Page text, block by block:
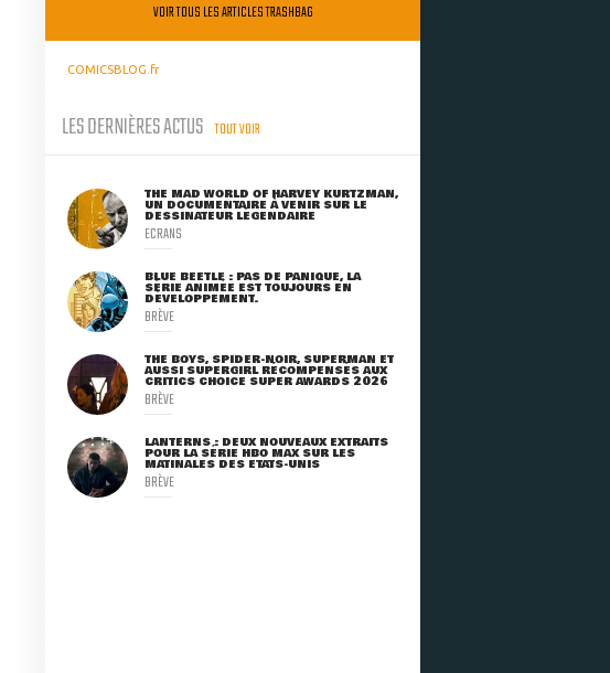
VOIR TOUS LES ARTICLES TRASHBAG
COMICSBLOG.fr
LES DERNIÈRES ACTUS TOUT VOIR
THE MAD WORLD OF HARVEY KURTZMAN,
UN DOCUMENTAIRE À VENIR SUR LE
DESSINATEUR LÉGENDAIRE
ECRANS
BLUE BEETLE : PAS DE PANIQUE, LA
SÉRIE ANIMÉE EST TOUJOURS EN
DÉVELOPPEMENT.
BRÈVE
THE BOYS, SPIDER-NOIR, SUPERMAN ET
AUSSI SUPERGIRL RÉCOMPENSÉS AUX
CRITICS CHOICE SUPER AWARDS 2026
BRÈVE
LANTERNS : DEUX NOUVEAUX EXTRAITS
POUR LA SÉRIE HBO MAX SUR LES
MATINALES DES ETATS-UNIS
BRÈVE